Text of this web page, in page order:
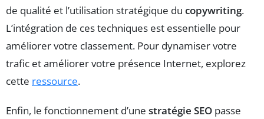
de qualité et l’utilisation stratégique du copywriting.
L’intégration de ces techniques est essentielle pour
améliorer votre classement. Pour dynamiser votre
trafic et améliorer votre présence Internet, explorez
cette ressource.
Enfin, le fonctionnement d’une stratégie SEO passe